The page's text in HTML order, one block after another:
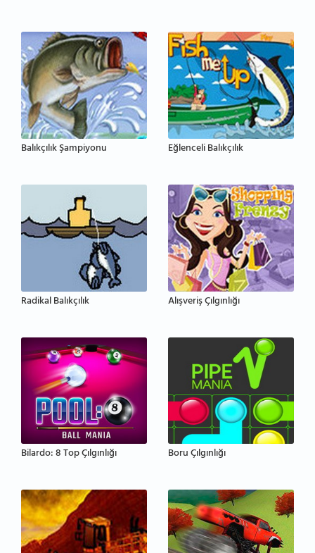
Balıkçılık Şampiyonu Eğlenceli Balıkçılık
Radikal Balıkçılık Alışveriş Çılgınlığı
Bilardo: 8 Top Çılgınlığı Boru Çılgınlığı